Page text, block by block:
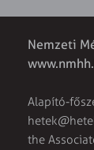
Nemzeti
Alapító-
the